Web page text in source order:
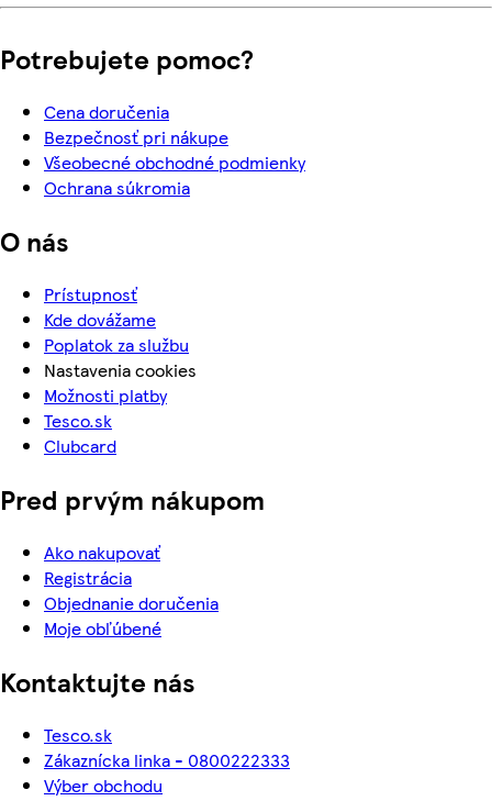
Potrebujete pomoc?
Cena doručenia
Bezpečnosť pri nákupe
Všeobecné obchodné podmienky
Ochrana súkromia
O nás
Prístupnosť
Kde dovážame
Poplatok za službu
Nastavenia cookies
Možnosti platby
Tesco.sk
Clubcard
Pred prvým nákupom
Ako nakupovať
Registrácia
Objednanie doručenia
Moje obľúbené
Kontaktujte nás
Tesco.sk
Zákaznícka linka - 0800222333
Výber obchodu